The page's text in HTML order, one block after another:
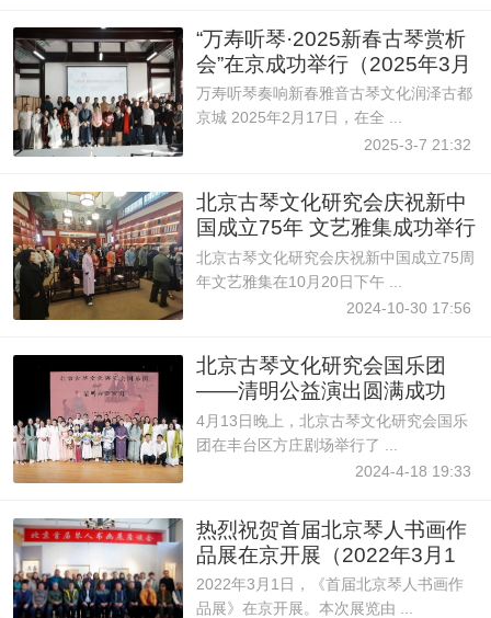
“万寿听琴·2025新春古琴赏析
会”在京成功举行（2025年3月
7日）
万寿听琴奏响新春雅音古琴文化润泽古都
京城 2025年2月17日，在全 ...
2025-3-7 21:32
北京古琴文化研究会庆祝新中
国成立75年 文艺雅集成功举行
（2024
北京古琴文化研究会庆祝新中国成立75周
年文艺雅集在10月20日下午 ...
2024-10-30 17:56
北京古琴文化研究会国乐团
——清明公益演出圆满成功
（2024年4月1
4月13日晚上，北京古琴文化研究会国乐
团在丰台区方庄剧场举行了 ...
2024-4-18 19:33
热烈祝贺首届北京琴人书画作
品展在京开展（2022年3月1
日）
2022年3月1日，《首届北京琴人书画作
品展》在京开展。本次展览由 ...